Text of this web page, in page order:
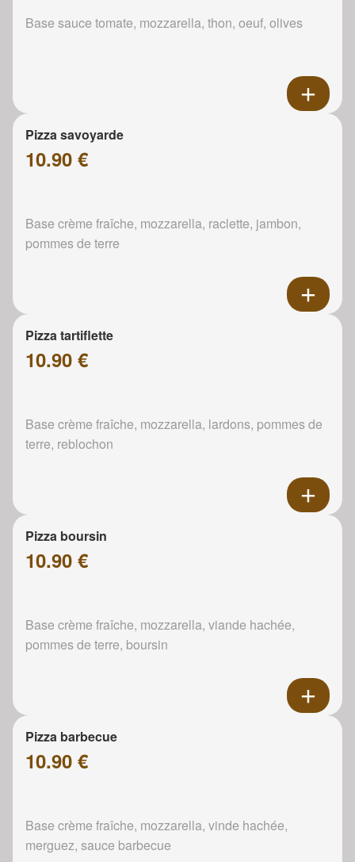
Base sauce tomate, mozzarella, thon, oeuf, olives
Pizza savoyarde
10.90 €
Base crème fraîche, mozzarella, raclette, jambon,
pommes de terre
Pizza tartiflette
10.90 €
Base crème fraîche, mozzarella, lardons, pommes de
terre, reblochon
Pizza boursin
10.90 €
Base crème fraîche, mozzarella, viande hachée,
pommes de terre, boursin
Pizza barbecue
10.90 €
Base crème fraîche, mozzarella, vinde hachée,
merguez, sauce barbecue